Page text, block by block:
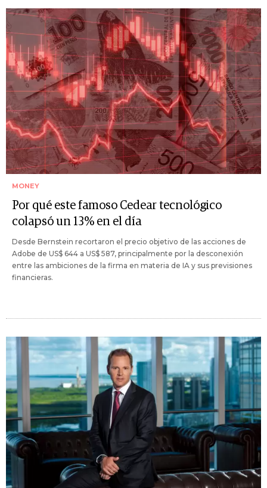
MONEY
Por qué este famoso Cedear tecnológico
colapsó un 13% en el día
Desde Bernstein recortaron el precio objetivo de las acciones de
Adobe de US$ 644 a US$ 587, principalmente por la desconexión
entre las ambiciones de la firma en materia de IA y sus previsiones
financieras.